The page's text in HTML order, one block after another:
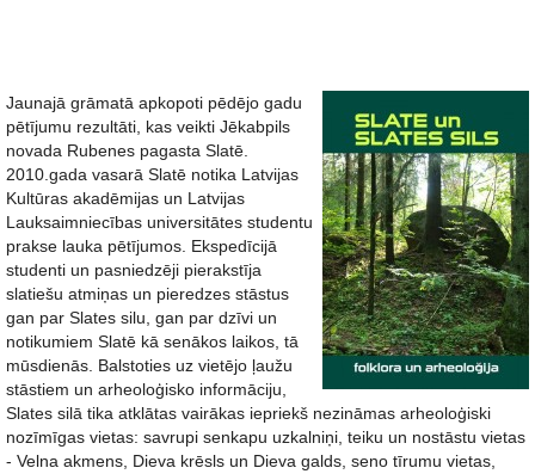
Jaunajā grāmatā apkopoti pēdējo gadu
pētījumu rezultāti, kas veikti Jēkabpils
novada Rubenes pagasta Slatē.
2010.gada vasarā Slatē notika Latvijas
Kultūras akadēmijas un Latvijas
Lauksaimniecības universitātes studentu
prakse lauka pētījumos. Ekspedīcijā
studenti un pasniedzēji pierakstīja
slatiešu atmiņas un pieredzes stāstus
gan par Slates silu, gan par dzīvi un
notikumiem Slatē kā senākos laikos, tā
mūsdienās. Balstoties uz vietējo ļaužu
stāstiem un arheoloģisko informāciju,
Slates silā tika atklātas vairākas iepriekš nezināmas arheoloģiski
nozīmīgas vietas: savrupi senkapu uzkalniņi, teiku un nostāstu vietas
- Velna akmens, Dieva krēsls un Dieva galds, seno tīrumu vietas,